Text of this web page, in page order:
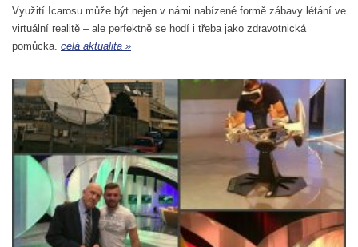
Využití Icarosu může být nejen v námi nabízené formě zábavy létání ve
virtuální realitě – ale perfektně se hodí i třeba jako zdravotnická
pomůcka. celá aktualita »